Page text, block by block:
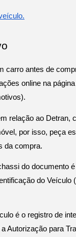
carro antes de
online na
relação ao Detran,
por isso, peça
da compra.
do documento
do
é o registro de
Autorização para